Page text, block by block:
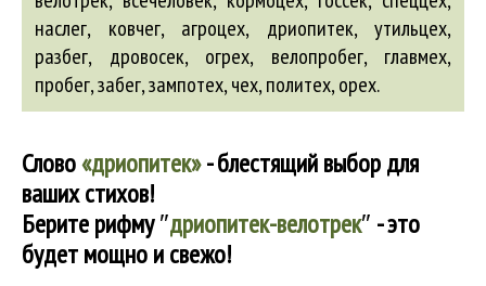
наслег, ковчег, агроцех, дриопитек, утильцех,
разбег, дровосек, огрех, велопробег, главмех,
пробег, забег, зампотех, чех, политех, орех.
Слово«дриопитек»- блестящий выбор для
ваших стихов!
Берите рифму″дриопитек-велотрек″ - это
будет мощно и свежо!